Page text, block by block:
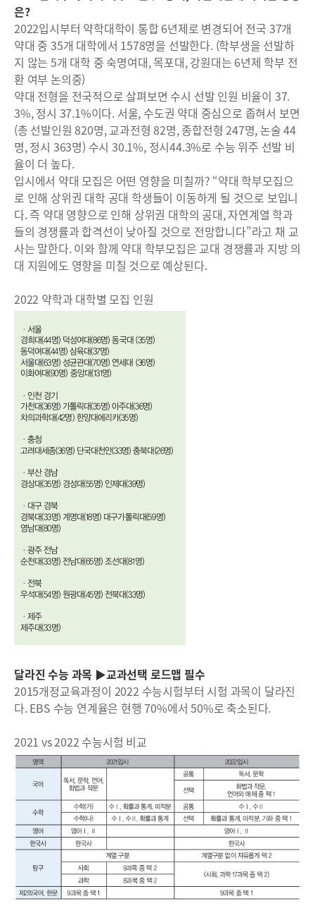
은?
2022입시부터 약학대학이 통합 6년제로 변경되어 전국 37개
약대 중 35개 대학에서 1578명을 선발한다. (학부생을 선발하
지 않는 5개 대학 중 숙명여대, 목포대, 강원대는 6년제 학부 전
환 여부 논의중)
약대 전형을 전국적으로 살펴보면 수시 선발 인원 비율이 37.
3%, 정시 37.1%이다. 서울, 수도권 약대 중심으로 좁혀서 보면
(총 선발인원 820명, 교과전형 82명, 종합전형 247명, 논술 44
명, 정시 363명) 수시 30.1%, 정시44.3%로 수능 위주 선발 비
율이 더 높다.
입시에서 약대 모집은 어떤 영향을 미칠까? “약대 학부모집으
로 인해 상위권 대학 공대 학생들이 이동하게 될 것으로 보입니
다. 즉 약대 영향으로 인해 상위권 대학의 공대, 자연계열 학과
들의 경쟁률과 합격선이 낮아질 것으로 전망합니다”라고 채 교
사는 말한다. 이와 함께 약대 학부모집은 교대 경쟁률과 지방 의
대 지원에도 영향을 미칠 것으로 예상된다.
2022 약학과 대학별 모집 인원
달라진 수능 과목 ▶교과선택 로드맵 필수
2015개정교육과정이 2022 수능시험부터 시험 과목이 달라진
다. EBS 수능 연계율은 현행 70%에서 50%로 축소된다.
2021 vs 2022 수능시험 비교